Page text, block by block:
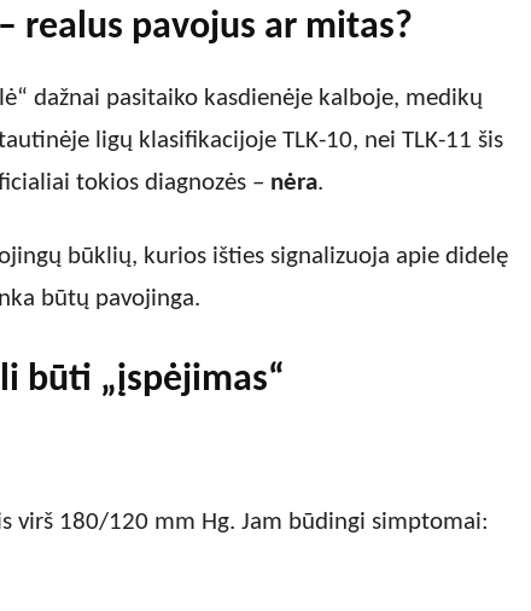
realus pavojus ar mitas?
dažnai pasitaiko kasdienėje kalboje, medikų
ligų klasifikacijoje TLK-10, nei TLK-11 šis
tokios diagnozės – nėra.
būklių, kurios išties signalizuoja apie didelę
būtų pavojinga.
būti „įspėjimas“
virš 180/120 mm Hg. Jam būdingi simptomai: